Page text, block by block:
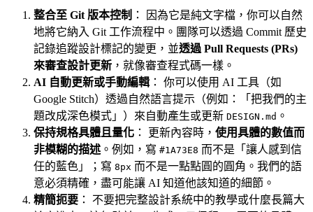
整合至 Git 版本控制 ： 因為它是純文字檔，你可以自然
地將它納入 Git 工作流程中。團隊可以透過 Commit 歷史
記錄追蹤設計標記的變更，並透過 Pull Requests (PRs)
來審查設計更新 ，就像審查程式碼一樣。
AI 自動更新或手動編輯 ： 你可以使用 AI 工具（如
Google Stitch）透過自然語言提示（例如：「把我們的主
題改成深色模式」）來自動產生或更新 DESIGN.md 。
保持規格具體且量化 ： 更新內容時， 使用具體的數值而
非模糊的描述 。例如，寫 #1A73E8 而不是「讓人感到信
任的藍色」；寫 8px 而不是一點點圓的圓角。我們的語
意必須精確，盡可能讓 AI 知道他該知道的細節。
精簡扼要 ： 不要把完整設計系統中的教學或什麼長篇大